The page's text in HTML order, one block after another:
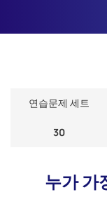
연습문제 세트
30
누가 가